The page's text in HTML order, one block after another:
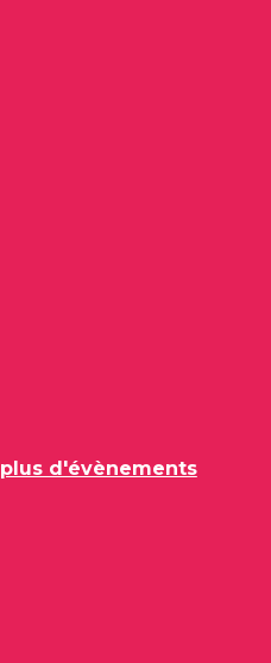
plus d'évènements